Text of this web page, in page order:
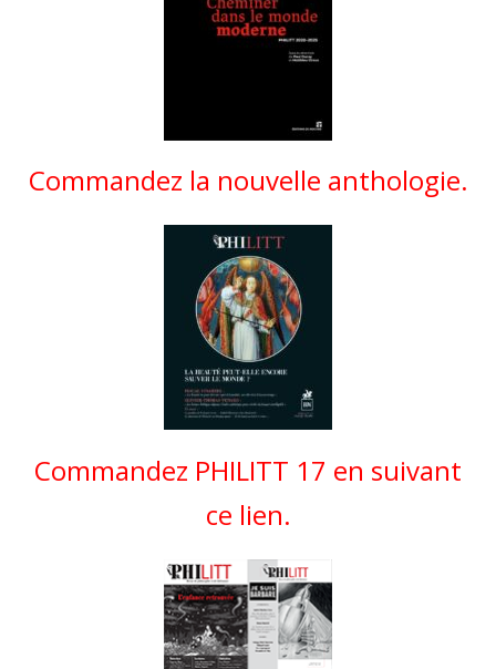
Commandez la nouvelle anthologie.
Commandez PHILITT 17 en suivant
ce lien.